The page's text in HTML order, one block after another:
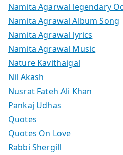
Namita Agarwal legendary
Namita Agrawal Album Song
Namita Agrawal lyrics
Namita Agrawal Music
Nature Kavithaigal
Nil Akash
Nusrat Fateh Ali Khan
Pankaj Udhas
Quotes
Quotes On Love
Rabbi Shergill